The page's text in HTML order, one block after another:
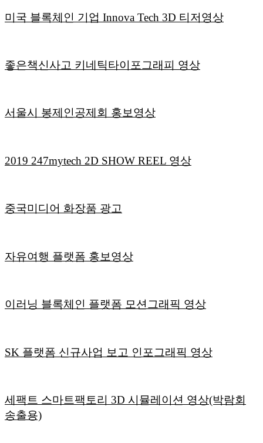
미국 블록체인 기업 Innova Tech 3D 티저영상
좋은책신사고 키네틱타이포그래피 영상
서울시 봉제인공제회 홍보영상
2019 247mytech 2D SHOW REEL 영상
중국미디어 화장품 광고
자유여행 플랫폼 홍보영상
이러닝 블록체인 플랫폼 모션그래픽 영상
SK 플랫폼 신규사업 보고 인포그래픽 영상
세팩트 스마트팩토리 3D 시뮬레이션 영상(박람회
송출용)